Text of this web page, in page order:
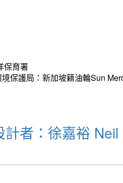
保育署
保護局：新加坡籍油輪Sun
計者：徐嘉裕